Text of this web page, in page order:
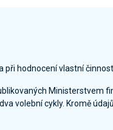
hodnocení vlastní
Ministerstvem
volební cykly. Kromě